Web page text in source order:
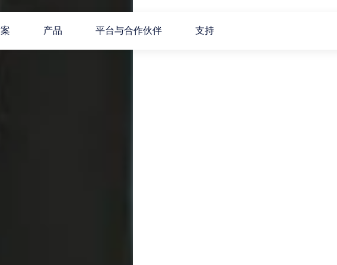
产品 平台与合作伙伴 支持